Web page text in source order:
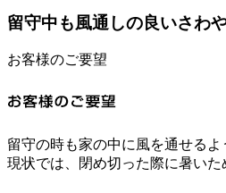
留守中も風通しの良いさわ
お客様のご要望
留守の時も家の中に風を通せるよ
現状では、閉め切った際に暑いた